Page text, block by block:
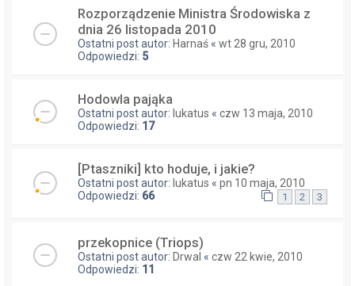
Rozporządzenie Ministra Środowiska z
dnia 26 listopada 2010
Ostatni post autor: Harnaś « wt 28 gru, 2010
Odpowiedzi: 5
Hodowla pająka
Ostatni post autor: lukatus « czw 13 maja, 2010
Odpowiedzi: 17
[Ptaszniki] kto hoduje, i jakie?
Ostatni post autor: lukatus « pn 10 maja, 2010
Odpowiedzi: 66 1 2 3
przekopnice (Triops)
Ostatni post autor: Drwal « czw 22 kwie, 2010
Odpowiedzi: 11